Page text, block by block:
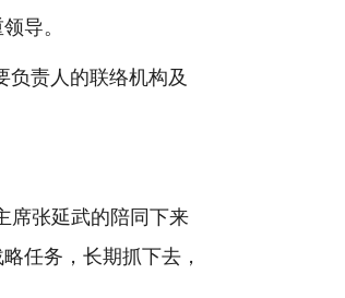
导。
负责人的联络机构及
席张延武的陪同下来
任务，长期抓下去，